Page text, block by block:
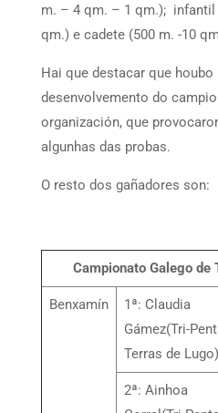
m. – 4 qm. – 1 qm.);
qm.) e cadete (500 m. -10
Hai que destacar que
desenvolvemento do
organización, que
algunhas das probas.
O resto dos gañadores son:
Campionato Galego de
Benxamín
1ª: Claudia
Gámez(Tri-
Terras de Lugo)
2ª: Ainhoa